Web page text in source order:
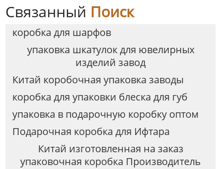
подарочная упаковка
Связанный Поиск
коробка для шарфов
упаковка шкатулок для ювелирных
изделий завод
Китай коробочная упаковка заводы
коробка для упаковки блеска для губ
упаковка в подарочную коробку оптом
Подарочная коробка для Ифтара
Китай изготовленная на заказ
упаковочная коробка Производитель